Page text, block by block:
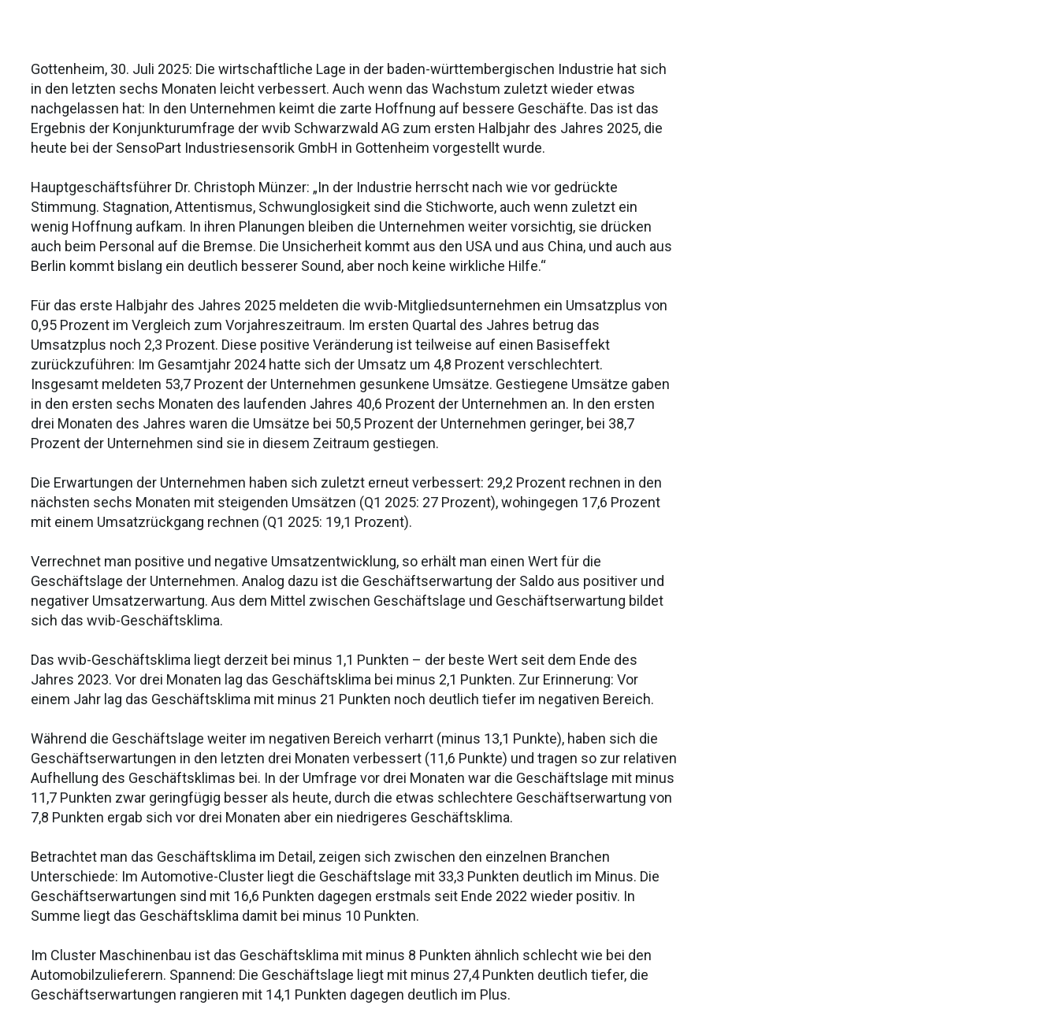
Gottenheim, 30. Juli 2025: Die wirtschaftliche Lage in der baden-württembergischen Industrie hat sich
in den letzten sechs Monaten leicht verbessert. Auch wenn das Wachstum zuletzt wieder etwas
nachgelassen hat: In den Unternehmen keimt die zarte Hoffnung auf bessere Geschäfte. Das ist das
Ergebnis der Konjunkturumfrage der wvib Schwarzwald AG zum ersten Halbjahr des Jahres 2025, die
heute bei der SensoPart Industriesensorik GmbH in Gottenheim vorgestellt wurde.
Hauptgeschäftsführer Dr. Christoph Münzer: „In der Industrie herrscht nach wie vor gedrückte
Stimmung. Stagnation, Attentismus, Schwunglosigkeit sind die Stichworte, auch wenn zuletzt ein
wenig Hoffnung aufkam. In ihren Planungen bleiben die Unternehmen weiter vorsichtig, sie drücken
auch beim Personal auf die Bremse. Die Unsicherheit kommt aus den USA und aus China, und auch aus
Berlin kommt bislang ein deutlich besserer Sound, aber noch keine wirkliche Hilfe.“
Für das erste Halbjahr des Jahres 2025 meldeten die wvib-Mitgliedsunternehmen ein Umsatzplus von
0,95 Prozent im Vergleich zum Vorjahreszeitraum. Im ersten Quartal des Jahres betrug das
Umsatzplus noch 2,3 Prozent. Diese positive Veränderung ist teilweise auf einen Basiseffekt
zurückzuführen: Im Gesamtjahr 2024 hatte sich der Umsatz um 4,8 Prozent verschlechtert.
Insgesamt meldeten 53,7 Prozent der Unternehmen gesunkene Umsätze. Gestiegene Umsätze gaben
in den ersten sechs Monaten des laufenden Jahres 40,6 Prozent der Unternehmen an. In den ersten
drei Monaten des Jahres waren die Umsätze bei 50,5 Prozent der Unternehmen geringer, bei 38,7
Prozent der Unternehmen sind sie in diesem Zeitraum gestiegen.
Die Erwartungen der Unternehmen haben sich zuletzt erneut verbessert: 29,2 Prozent rechnen in den
nächsten sechs Monaten mit steigenden Umsätzen (Q1 2025: 27 Prozent), wohingegen 17,6 Prozent
mit einem Umsatzrückgang rechnen (Q1 2025: 19,1 Prozent).
Verrechnet man positive und negative Umsatzentwicklung, so erhält man einen Wert für die
Geschäftslage der Unternehmen. Analog dazu ist die Geschäftserwartung der Saldo aus positiver und
negativer Umsatzerwartung. Aus dem Mittel zwischen Geschäftslage und Geschäftserwartung bildet
sich das wvib-Geschäftsklima.
Das wvib-Geschäftsklima liegt derzeit bei minus 1,1 Punkten – der beste Wert seit dem Ende des
Jahres 2023. Vor drei Monaten lag das Geschäftsklima bei minus 2,1 Punkten. Zur Erinnerung: Vor
einem Jahr lag das Geschäftsklima mit minus 21 Punkten noch deutlich tiefer im negativen Bereich.
Während die Geschäftslage weiter im negativen Bereich verharrt (minus 13,1 Punkte), haben sich die
Geschäftserwartungen in den letzten drei Monaten verbessert (11,6 Punkte) und tragen so zur relativen
Aufhellung des Geschäftsklimas bei. In der Umfrage vor drei Monaten war die Geschäftslage mit minus
11,7 Punkten zwar geringfügig besser als heute, durch die etwas schlechtere Geschäftserwartung von
7,8 Punkten ergab sich vor drei Monaten aber ein niedrigeres Geschäftsklima.
Betrachtet man das Geschäftsklima im Detail, zeigen sich zwischen den einzelnen Branchen
Unterschiede: Im Automotive-Cluster liegt die Geschäftslage mit 33,3 Punkten deutlich im Minus. Die
Geschäftserwartungen sind mit 16,6 Punkten dagegen erstmals seit Ende 2022 wieder positiv. In
Summe liegt das Geschäftsklima damit bei minus 10 Punkten.
Im Cluster Maschinenbau ist das Geschäftsklima mit minus 8 Punkten ähnlich schlecht wie bei den
Automobilzulieferern. Spannend: Die Geschäftslage liegt mit minus 27,4 Punkten deutlich tiefer, die
Geschäftserwartungen rangieren mit 14,1 Punkten dagegen deutlich im Plus.